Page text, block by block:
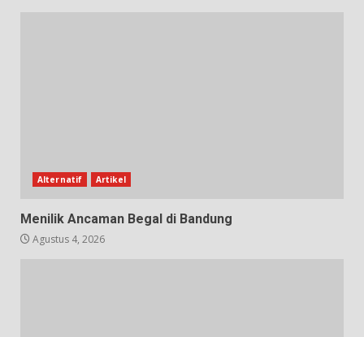
Alternatif Artikel
Menilik Ancaman Begal di Bandung
Agustus 4, 2026